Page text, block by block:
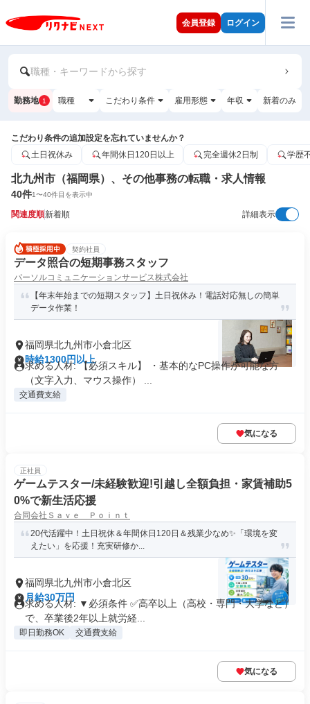
会員登録 ログイン
職種・キーワードから探す
勤務地 1 職種 こだわり条件 雇用形態 年収 新着のみ
こだわり条件の追加設定を忘れていませんか？
土日祝休み
年間休日120日以上 完全週休2日制 学歴
北九州市（福岡県）、その他事務の転職・求人情報
40件1〜40件目を表示中
関連度順新着順 詳細表示
契約社員
データ照合の短期事務スタッフ
パーソルコミュニケーションサービス株式会社
【年末年始までの短期スタッフ】土日祝休み！電話対応無しの簡単
データ作業！
福岡県北九州市小倉北区
時給1300円以上
求める人材: 【必須スキル】 ・基本的なPC操作が可能な方
（文字入力、マウス操作） ...
交通費支給
気になる
正社員
ゲームテスター/未経験歓迎!引越し全額負担・家賃補助5
0%で新生活応援
合同会社Ｓａｖｅ Ｐｏｉｎｔ
20代活躍中！土日祝休＆年間休日120日＆残業少なめ✨「環境を変
えたい」を応援！充実研修か...
福岡県北九州市小倉北区
月給30万円
求める人材: ▼必須条件 ✅高卒以上（高校・専門・大学など）
で、卒業後2年以上就労経...
即日勤務OK 交通費支給
気になる